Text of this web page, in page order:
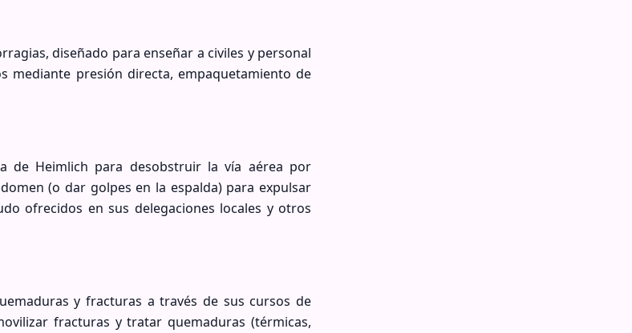
diseñado para enseñar a civiles y personal
mediante presión directa, empaquetamiento de
de Heimlich para desobstruir la vía aérea por
(o dar golpes en la espalda) para expulsar
ofrecidos en sus delegaciones locales y otros
y fracturas a través de sus cursos de
fracturas y tratar quemaduras (térmicas,